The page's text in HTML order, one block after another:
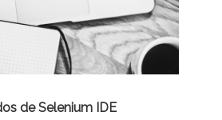
de Selenium IDE